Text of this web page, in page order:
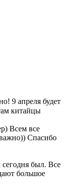
9 апреля будет
китайцы
Всем все
Спасибо
был. Все
большое